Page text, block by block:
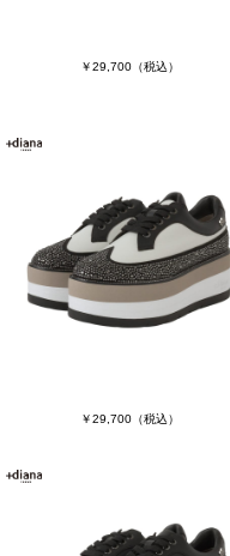
￥29,700（税込）
￥29,700（税込）